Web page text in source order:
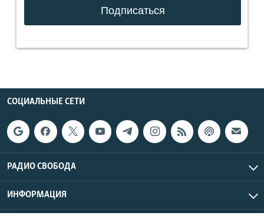
СОЦИАЛЬНЫЕ СЕТИ
РАДИО СВОБОДА
ИНФОРМАЦИЯ